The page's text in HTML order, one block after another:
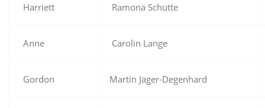
Harriett Ramona Schütte
Anne Carolin Lange
Gordon Martin Jäger-Degenhard